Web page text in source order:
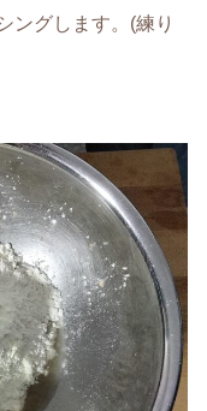
ングします。(練り